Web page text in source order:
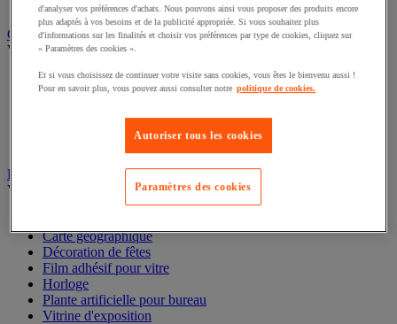
Dossier suspendu
Cloison et mobilier acoustique
Voir toute la catégorie
Cloison acoustique
Cloison anti-projection
Écran de séparation pour bureau
Mobilier acoustique
Décoration
Voir toute la catégorie
Carte géographique
Décoration de fêtes
Film adhésif pour vitre
Horloge
Plante artificielle pour bureau
Vitrine d'exposition
d'analyser vos préférences d'achats. Nous pouvons ainsi vous proposer des produits encore
plus adaptés à vos besoins et de la publicité appropriée. Si vous souhaitez plus
d'informations sur les finalités et choisir vos préférences par type de cookies, cliquez sur
« Paramètres des cookies ».
Et si vous choisissez de continuer votre visite sans cookies, vous êtes le bienvenu aussi !
Pour en savoir plus, vous pouvez aussi consulter notre politique de cookies.
Autoriser tous les cookies
Paramètres des cookies